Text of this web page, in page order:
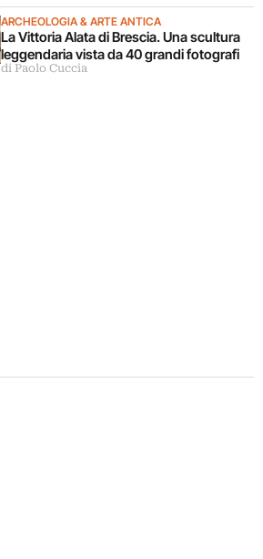
ARCHEOLOGIA & ARTE ANTICA
La Vittoria Alata di Brescia. Una scultura
leggendaria vista da 40 grandi fotografi
di Paolo Cuccia